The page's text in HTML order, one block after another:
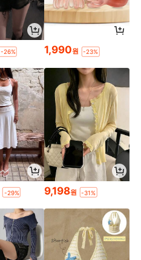
-26% 1,990원 -23%
-29% 9,198원 -31%